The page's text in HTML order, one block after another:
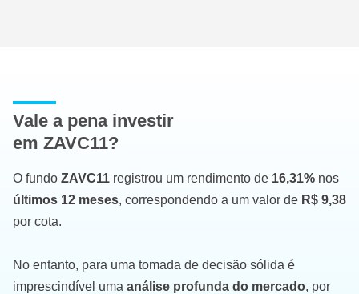
Vale a pena investir
em ZAVC11?
O fundo ZAVC11 registrou um rendimento de 16,31% nos
últimos 12 meses, correspondendo a um valor de R$ 9,38
por cota.
No entanto, para uma tomada de decisão sólida é
imprescindível uma análise profunda do mercado, por